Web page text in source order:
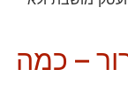
– כמה